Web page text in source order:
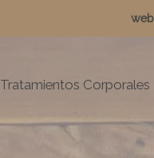
Tratamientos Corporales